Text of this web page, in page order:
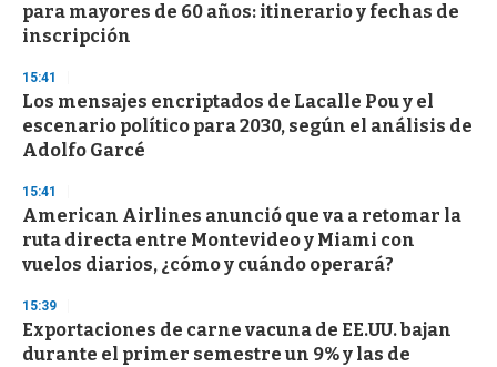
para mayores de 60 años: itinerario y fechas de
inscripción
15:41
Los mensajes encriptados de Lacalle Pou y el
escenario político para 2030, según el análisis de
Adolfo Garcé
15:41
American Airlines anunció que va a retomar la
ruta directa entre Montevideo y Miami con
vuelos diarios, ¿cómo y cuándo operará?
15:39
Exportaciones de carne vacuna de EE.UU. bajan
durante el primer semestre un 9% y las de